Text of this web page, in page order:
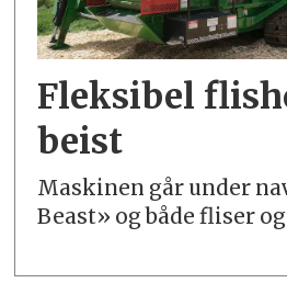
Fleksibel
beist
Maskinen går under
Beast» og både fliser